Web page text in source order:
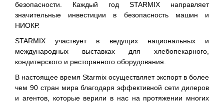
безопасности. Каждый год STARMIX направляет
значительные инвестиции в безопасность машин и
НИОКР.
STARMIX участвует в ведущих национальных и
международных выставках для хлебопекарного,
кондитерского и ресторанного оборудования.
В настоящее время Starmix осуществляет экспорт в более
чем 90 стран мира благодаря эффективной сети дилеров
и агентов, которые верили в нас на протяжении многих